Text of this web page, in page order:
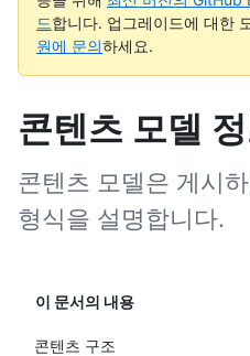
드합니다. 업그레이드에 대한
원에 문의하세요.
콘텐츠 모델
콘텐츠 모델은 게시
형식을 설명합니다.
이 문서의 내용
콘텐츠 구조